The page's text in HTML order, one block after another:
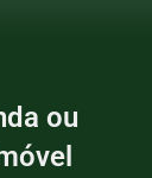
ou